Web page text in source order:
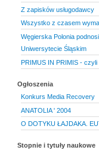
Z zapisków usługodawcy
Wszystko z czasem
Węgierska Polonia
Uniwersytecie Śląskim
PRIMUS IN PRIMIS -
Ogłoszenia
Konkurs Media Recovery
ANATOLIA ' 2004
O DOTYKU ŁAJDAKA.
Stopnie i tytuły naukowe